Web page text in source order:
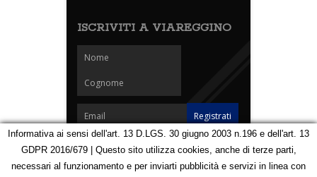
ISCRIVITI A VIAREGGINO
Homepage Notizie Speciali Eventi
Foto Carnevale
Informativa ai sensi dell'art. 13 D.LGS. 30 giugno 2003 n.196 e dell'art. 13
GDPR 2016/679 | Questo sito utilizza cookies, anche di terze parti,
necessari al funzionamento e per inviarti pubblicità e servizi in linea con